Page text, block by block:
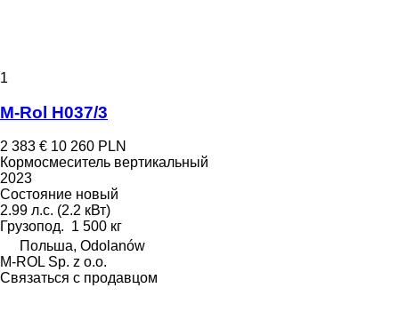
1
M-Rol H037/3
2 383 € 10 260 PLN
Кормосмеситель вертикальный
2023
Состояние новый
2.99 л.с. (2.2 кВт)
Грузопод. 1 500 кг
Польша, Odolanów
M-ROL Sp. z o.o.
Связаться с продавцом